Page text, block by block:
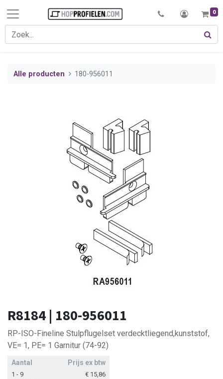
0
Alle producten 180-956011
R8184 | 180-956011
RP-ISO-Fineline Stulpflugelset verdecktliegend,kunststof,
VE= 1, PE= 1 Garnitur (74-92)
Aantal Prijs ex btw
1 - 9 € 15,86